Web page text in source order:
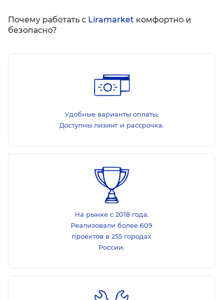
Почему работать с Liramarket комфортно и
безопасно?
Удобные варианты оплаты.
Доступны лизинг и рассрочка.
На рынке с 2018 года.
Реализовали более 609
проектов в 255 городах
России.